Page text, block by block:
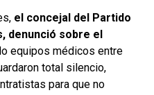
el concejal del Partido
denunció sobre el
equipos médicos entre
total silencio,
para que no